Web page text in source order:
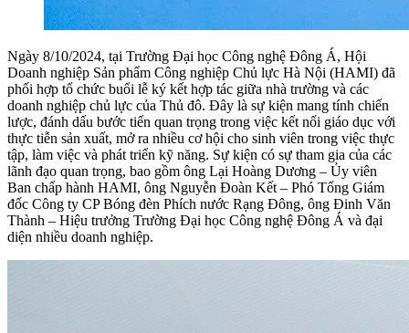
Ngày 8/10/2024, tại Trường Đại học Công nghệ Đông Á, Hội
Doanh nghiệp Sản phẩm Công nghiệp Chủ lực Hà Nội (HAMI) đã
phối hợp tổ chức buổi lễ ký kết hợp tác giữa nhà trường và các
doanh nghiệp chủ lực của Thủ đô. Đây là sự kiện mang tính chiến
lược, đánh dấu bước tiến quan trọng trong việc kết nối giáo dục với
thực tiễn sản xuất, mở ra nhiều cơ hội cho sinh viên trong việc thực
tập, làm việc và phát triển kỹ năng. Sự kiện có sự tham gia của các
lãnh đạo quan trọng, bao gồm ông Lại Hoàng Dương – Ủy viên
Ban chấp hành HAMI, ông Nguyễn Đoàn Kết – Phó Tổng Giám
đốc Công ty CP Bóng đèn Phích nước Rạng Đông, ông Đinh Văn
Thành – Hiệu trưởng Trường Đại học Công nghệ Đông Á và đại
diện nhiều doanh nghiệp.